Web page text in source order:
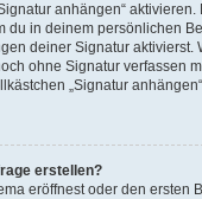
anhängen“
du in deinem persönlichen
deiner Signatur aktivierst.
ohne Signatur verfassen
„Signatur
erstellen?
eröffnest oder den ersten